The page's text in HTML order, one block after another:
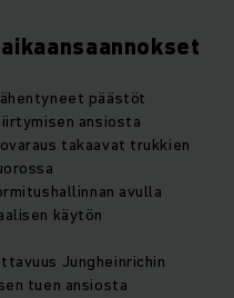
päästöt
ansiosta
takaavat trukkien
avulla
käytön
Jungheinrichin
tuen ansiosta